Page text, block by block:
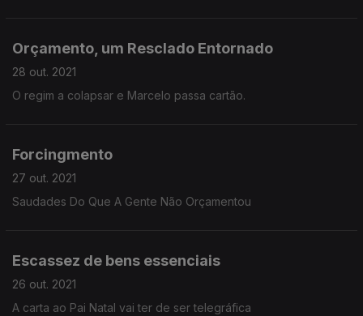
Orçamento, um Resclado Entornado
28 out. 2021
O regim a colapsar e Marcelo passa cartão.
Forcingmento
27 out. 2021
Saudades Do Que A Gente Não Orçamentou
Escassez de bens essenciais
26 out. 2021
A carta ao Pai Natal vai ter de ser telegráfica